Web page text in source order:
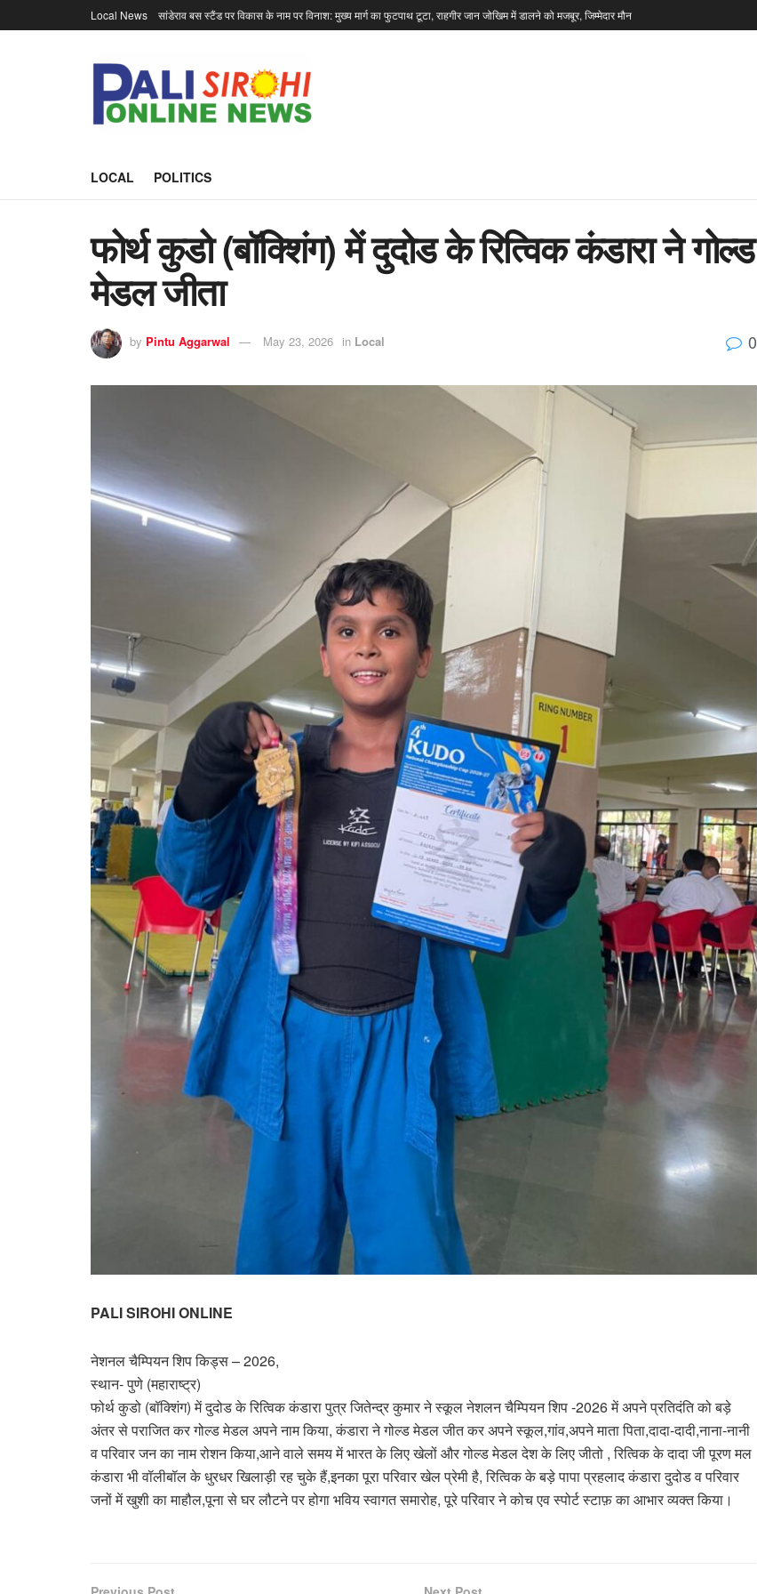
Local News सांडेराव बस स्टैंड पर विकास के नाम पर विनाश: मुख्य मार्ग का फुटपाथ टूटा, राहगीर जान जोखिम में डालने को मजबूर, जिम्मेदार मौन
LOCAL POLITICS
फोर्थ कुडो (बॉक्शिंग) में दुदोड के रित्विक कंडारा ने गोल्ड
मेडल जीता
by Pintu Aggarwal May 23, 2026 in Local 0
PALI SIROHI ONLINE
नेशनल चैम्पियन शिप किड्स – 2026,
स्थान- पुणे (महाराष्ट्र)
फोर्थ कुडो (बॉक्शिंग) में दुदोड के रित्विक कंडारा पुत्र जितेन्द्र कुमार ने स्कूल नेशलन चैम्पियन शिप -2026 में अपने प्रतिदंति को बड़े
अंतर से पराजित कर गोल्ड मेडल अपने नाम किया, कंडारा ने गोल्ड मेडल जीत कर अपने स्कूल,गांव,अपने माता पिता,दादा-दादी,नाना-नानी
व परिवार जन का नाम रोशन किया,आने वाले समय में भारत के लिए खेलों और गोल्ड मेडल देश के लिए जीतो , रित्विक के दादा जी पूरण मल
कंडारा भी वॉलीबॉल के धुरधर खिलाड़ी रह चुके हैं,इनका पूरा परिवार खेल प्रेमी है, रित्विक के बड़े पापा प्रहलाद कंडारा दुदोड व परिवार
जनों में खुशी का माहौल,पूना से घर लौटने पर होगा भविय स्वागत समारोह, पूरे परिवार ने कोच एव स्पोर्ट स्टाफ़ का आभार व्यक्त किया।